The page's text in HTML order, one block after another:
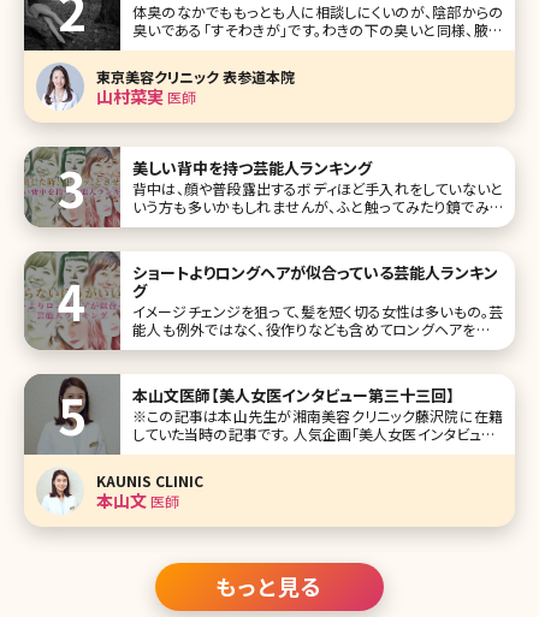
体臭のなかでももっとも人に相談しにくいのが、陰部からの
臭いである「すそわきが」です。わきの下の臭いと同様、腋臭
症（えきしゅうしょう）と呼ばれる症状のひとつで原因もわき
がと同じだと言われています。 ここではすそわきがとはどん
な症状なのか、原因や治療方法を詳しく説明します。 【監修医
師からのワン
東京美容クリニック 表参道本院
山村菜実医師
美しい背中を持つ芸能人ランキング
背中は、顔や普段露出するボディほど手入れをしていないと
いう方も多いかもしれませんが、ふと触ってみたり鏡でみる
と、うぶ毛であったり、背中ニキビであったり、かつての日焼け
だけれど、やはりふ
ショートよりロングヘアが似合っている芸能人ランキン
グ
イメージチェンジを狙って、髪を短く切る女性は多いもの。芸
能人も例外ではなく、役作りなども含めてロングヘアをばっ
さり切る選択をする方も少なくありません。 ですが、見る側か
ぁ……」なんてこともしばしば。そこで今回は、“実はロングヘ
アの方が似合っている”
本山文医師【美人女医インタビュー第三十三回】
※この記事は本山先生が湘南美容クリニック藤沢院に在籍
していた当時の記事です。 人気企画「美人女医インタビュー」
第三十三回は湘南美容クリニック藤沢院の本山文（もとやま
ガネをとると美人」系だったのが、医学生時代にさなぎから
蝶に脱皮し、
KAUNIS CLINIC
本山文医師
もっと見る